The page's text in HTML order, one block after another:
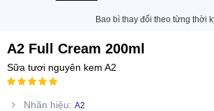
Bao bì thay đổi theo từng thời
A2 Full Cream 200ml
Sữa tươi nguyên kem A2
Nhãn hiệu: A2